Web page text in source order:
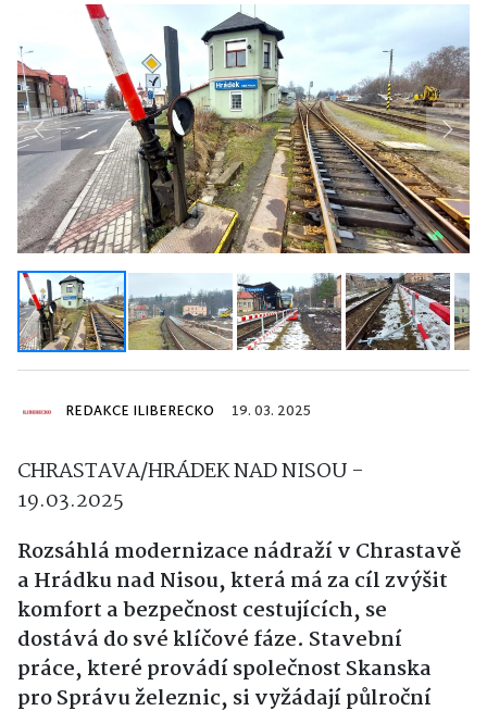
Previous Next
REDAKCE ILIBERECKO 19. 03. 2025
CHRASTAVA/HRÁDEK NAD NISOU -
19.03.2025
Rozsáhlá modernizace nádraží v Chrastavě
a Hrádku nad Nisou, která má za cíl zvýšit
komfort a bezpečnost cestujících, se
dostává do své klíčové fáze. Stavební
práce, které provádí společnost Skanska
pro Správu železnic, si vyžádají půlroční